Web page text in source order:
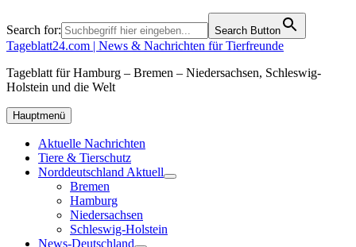
Search for: Search Button
Tageblatt24.com | News & Nachrichten für Tierfreunde
Tageblatt für Hamburg – Bremen – Niedersachsen, Schleswig-
Holstein und die Welt
Hauptmenü
Aktuelle Nachrichten
Tiere & Tierschutz
Norddeutschland Aktuell
Bremen
Hamburg
Niedersachsen
Schleswig-Holstein
News-Deutschland